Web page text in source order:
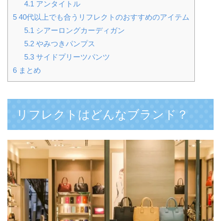
4.1 アンタイトル
5 40代以上でも合うリフレクトのおすすめのアイテム
5.1 シアーロングカーディガン
5.2やみつきパンプス
5.3サイドプリーツパンツ
6 まとめ
リフレクトはどんなブランド？